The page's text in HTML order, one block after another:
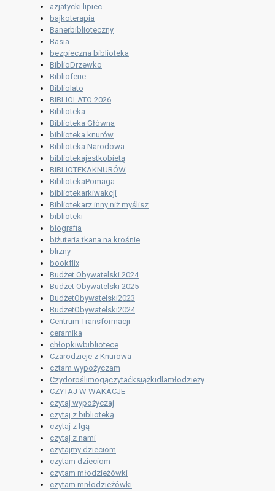
azjatycki lipiec
bajkoterapia
Banerbiblioteczny
Basia
bezpieczna biblioteka
BiblioDrzewko
Biblioferie
Bibliolato
BIBLIOLATO 2026
Biblioteka
Biblioteka Główna
biblioteka knurów
Biblioteka Narodowa
bibliotekajestkobietą
BIBLIOTEKAKNURÓW
BibliotekaPomaga
bibliotekarkiwakcji
Bibliotekarz inny niż myślisz
biblioteki
biografia
biżuteria tkana na krośnie
blizny
bookflix
Budżet Obywatelski 2024
Budżet Obywatelski 2025
BudżetObywatelski2023
BudżetObywatelski2024
Centrum Transformacji
ceramika
chłopkiwbibliotece
Czarodzieje z Knurowa
cztam wypożyczam
Czydoroślimogączytaćksiążkidlamłodzieży
CZYTAJ W WAKACJE
czytaj wypożyczaj
czytaj z biblioteką
czytaj z Igą
czytaj z nami
czytajmy dzieciom
czytam dzieciom
czytam młodzieżówki
czytam mnłodzieżówki